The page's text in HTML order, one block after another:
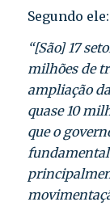
Segundo ele:
“[São] 17
milhões de
ampliação
quase 10
que o
fundamental